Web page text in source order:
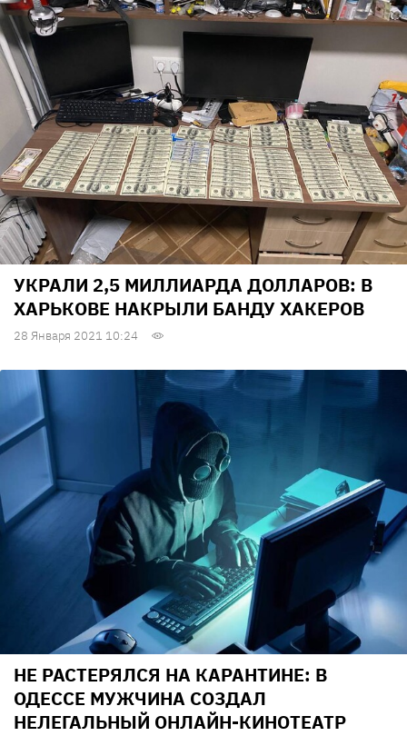
УКРАЛИ 2,5 МИЛЛИАРДА ДОЛЛАРОВ: В
ХАРЬКОВЕ НАКРЫЛИ БАНДУ ХАКЕРОВ
28 Января 2021 10:24
НЕ РАСТЕРЯЛСЯ НА КАРАНТИНЕ: В
ОДЕССЕ МУЖЧИНА СОЗДАЛ
НЕЛЕГАЛЬНЫЙ ОНЛАЙН-КИНОТЕАТР